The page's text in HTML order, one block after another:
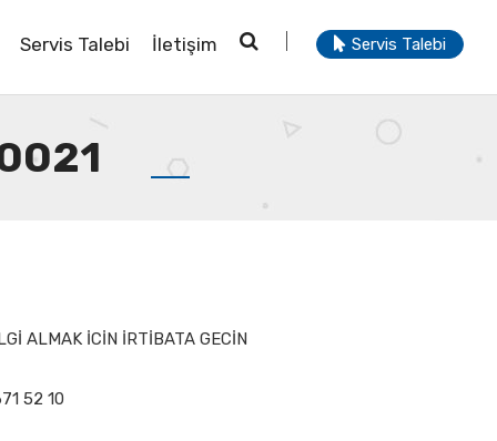
Servis Talebi İletişim Servis Talebi
ALMAK İCİN İRTİBATA GECİN
52 10